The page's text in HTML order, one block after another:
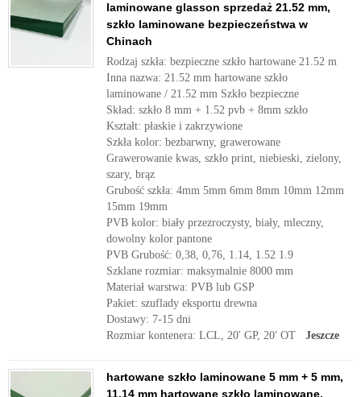
laminowane glasson sprzedaż 21.52 mm,
szkło laminowane bezpieczeństwa w
Chinach
Rodzaj szkła: bezpieczne szkło hartowane 21.52 m
Inna nazwa: 21.52 mm hartowane szkło
laminowane / 21.52 mm Szkło bezpieczne
Skład: szkło 8 mm + 1.52 pvb + 8mm szkło
Kształt: płaskie i zakrzywione
Szkła kolor: bezbarwny, grawerowane
Grawerowanie kwas, szkło print, niebieski, zielony,
szary, brąz
Grubość szkła: 4mm 5mm 6mm 8mm 10mm 12mm
15mm 19mm
PVB kolor: biały przezroczysty, biały, mleczny,
dowolny kolor pantone
PVB Grubość: 0,38, 0,76, 1.14, 1.52 1.9
Szklane rozmiar: maksymalnie 8000 mm
Materiał warstwa: PVB lub GSP
Pakiet: szuflady eksportu drewna
Dostawy: 7-15 dni
Rozmiar kontenera: LCL, 20' GP, 20' OT Jeszcze
hartowane szkło laminowane 5 mm + 5 mm,
11.14 mm hartowane szkło laminowane,